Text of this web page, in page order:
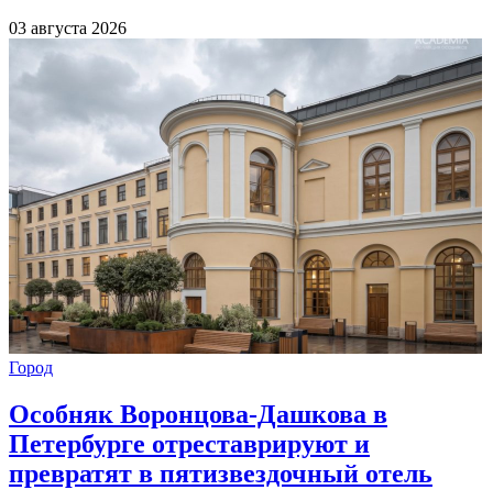
03 августа 2026
Город
Особняк Воронцова-Дашкова в
Петербурге отреставрируют и
превратят в пятизвездочный отель